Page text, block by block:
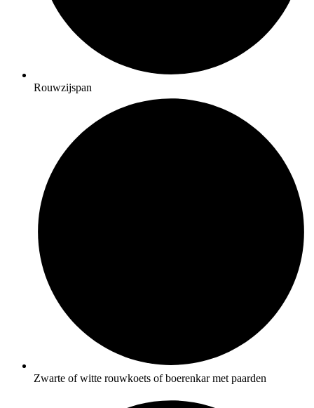
Rouwzijspan
Zwarte of witte rouwkoets of boerenkar met paarden